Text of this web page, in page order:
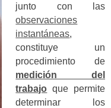
junto con las
observaciones
instantáneas,
constituye un
procedimiento de
medición del
trabajo que permite
determinar los